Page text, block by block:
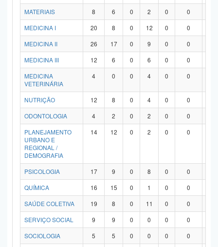
MATERIAIS 8 6 0 2 0 0
MEDICINA I
20 8 0 12 0 0
MEDICINA II
26 17 0 9 0 0
MEDICINA III
12 6 0 6 0 0
MEDICINA
VETERINÁRIA
4 0 0 4 0 0
NUTRIÇÃO 12 8 0 4 0 0
ODONTOLOGIA
4 2 0 2 0 0
PLANEJAMENTO
URBANO E
REGIONAL /
DEMOGRAFIA
14 12 0 2 0 0
PSICOLOGIA 17 9 0 8 0 0
QUÍMICA
16 15 0 1 0 0
SAÚDE COLETIVA
19 8 0 11 0 0
SERVIÇO SOCIAL
9 9 0 0 0 0
SOCIOLOGIA
5 5 0 0 0 0